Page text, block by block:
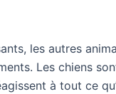
les autres
Les chiens
à tout ce